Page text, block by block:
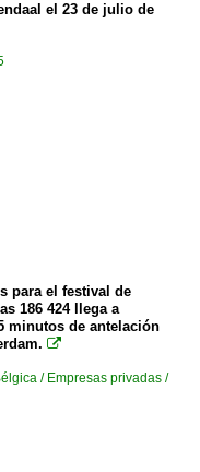
el 23 de julio de
para el festival de
186 424 llega a
minutos de antelación

/ Empresas privadas /